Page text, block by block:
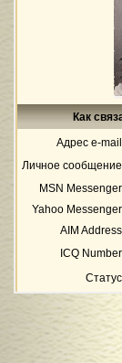
Как
Адрес e-
Личное
MSN
Yahoo
AIM
ICQ